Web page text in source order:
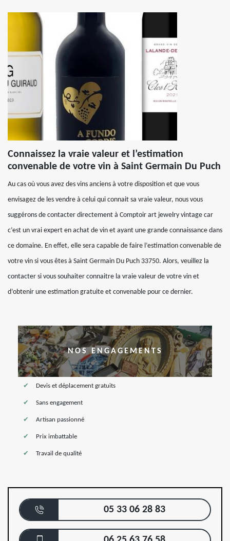
Connaissez la vraie valeur et l’estimation
convenable de votre vin à Saint Germain Du Puch
Au cas où vous avez des vins anciens à votre disposition et que vous
envisagez de les vendre à celui qui connait sa vraie valeur, nous vous
suggérons de contacter directement à Comptoir art jewelry vintage car
c’est un vrai expert en achat de vin et ayant une grande connaissance dans
ce domaine. En effet, elle sera capable de faire l’estimation convenable de
votre vin si vous êtes à Saint Germain Du Puch 33750. Alors, veuillez la
contacter si vous souhaiter connaitre la vraie valeur de votre vin et
d’obtenir une estimation gratuite et convenable pour ce dernier.
NOS ENGAGEMENTS
Devis et déplacement gratuits
Sans engagement
Artisan passionné
Prix imbattable
Travail de qualité
05 33 06 28 83